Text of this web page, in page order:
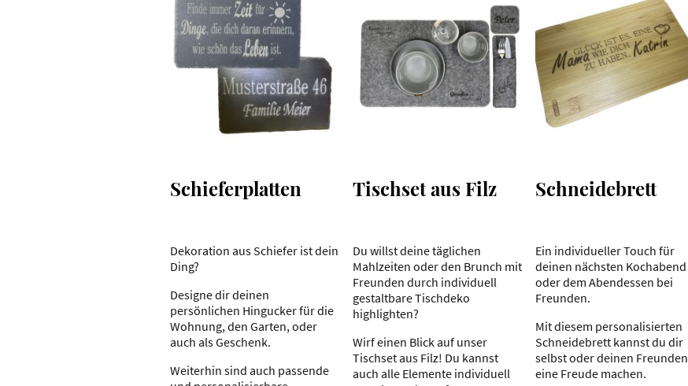
Schieferplatten
Dekoration aus Schiefer ist dein
Ding?
Designe dir deinen
persönlichen Hingucker für die
Wohnung, den Garten, oder
auch als Geschenk.
Weiterhin sind auch passende
Tischset aus Filz
Du willst deine täglichen
Mahlzeiten oder den Brunch mit
Freunden durch individuell
gestaltbare Tischdeko
highlighten?
Wirf einen Blick auf unser
Tischset aus Filz! Du kannst
auch alle Elemente individuell
Schneidebrett
Ein individueller Touch für
deinen nächsten Kochabend
oder dem Abendessen bei
Freunden.
Mit diesem personalisierten
Schneidebrett kannst du dir
selbst oder deinen Freunden
eine Freude machen.